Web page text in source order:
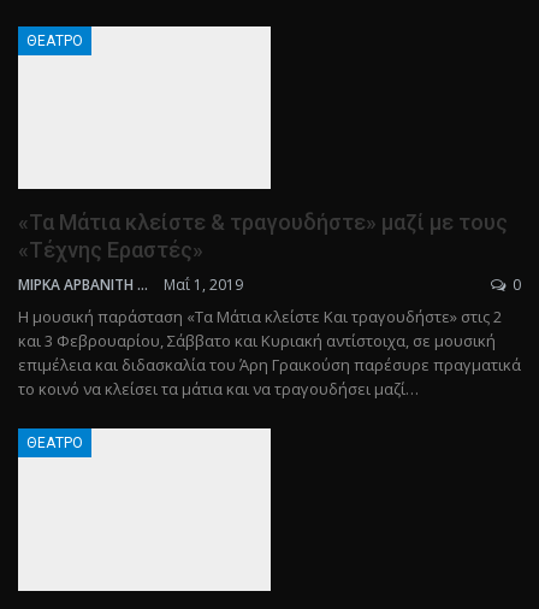
ΘΈΑΤΡΟ
«Τα Μάτια κλείστε & τραγουδήστε» μαζί με τους
«Τέχνης Εραστές»
ΜΊΡΚΑ ΑΡΒΑΝΊΤΗ Μαΐ 1, 2019 0
Η μουσική παράσταση «Τα Μάτια κλείστε Και τραγουδήστε» στις 2
και 3 Φεβρουαρίου, Σάββατο και Κυριακή αντίστοιχα, σε μουσική
επιμέλεια και διδασκαλία του Άρη Γραικούση παρέσυρε πραγματικά
το κοινό να κλείσει τα μάτια και να τραγουδήσει μαζί…
ΘΈΑΤΡΟ